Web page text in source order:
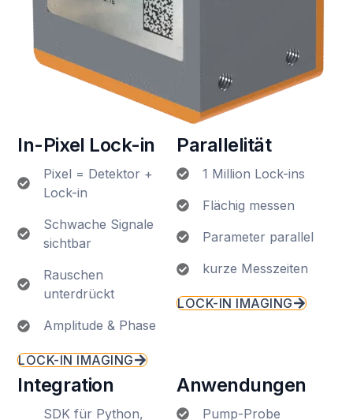
In-Pixel Lock-in
Pixel = Detektor +
Lock-in
Schwache Signale
sichtbar
Rauschen
unterdrückt
Amplitude & Phase
LOCK-IN IMAGING
Parallelität
1 Million Lock-ins
Flächig messen
Parameter parallel
kurze Messzeiten
LOCK-IN IMAGING
Integration
SDK für Python,
Anwendungen
Pump-Probe